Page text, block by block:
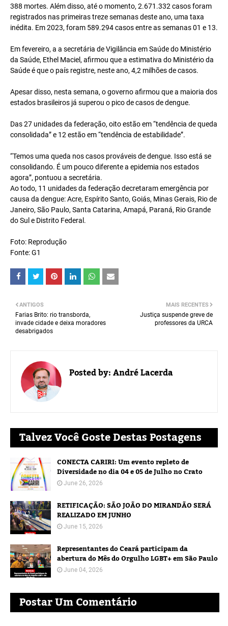
388 mortes. Além disso, até o momento, 2.671.332 casos foram
registrados nas primeiras treze semanas deste ano, uma taxa
inédita. Em 2023, foram 589.294 casos entre as semanas 01 e 13.
Em fevereiro, a a secretária de Vigilância em Saúde do Ministério
da Saúde, Ethel Maciel, afirmou que a estimativa do Ministério da
Saúde é que o país registre, neste ano, 4,2 milhões de casos.
Apesar disso, nesta semana, o governo afirmou que a maioria dos
estados brasileiros já superou o pico de casos de dengue.
Das 27 unidades da federação, oito estão em “tendência de queda
consolidada” e 12 estão em “tendência de estabilidade”.
“Temos uma queda nos casos prováveis de dengue. Isso está se
consolidando. É um pouco diferente a epidemia nos estados
agora”, pontuou a secretária.
Ao todo, 11 unidades da federação decretaram emergência por
causa da dengue: Acre, Espírito Santo, Goiás, Minas Gerais, Rio de
Janeiro, São Paulo, Santa Catarina, Amapá, Paraná, Rio Grande
do Sul e Distrito Federal.
Foto: Reprodução
Fonte: G1
MAIS RECENTES
Justiça suspende greve de
professores da URCA
ANTIGOS
Farias Brito: rio transborda,
invade cidade e deixa moradores
desabrigados
Posted by:André Lacerda
Talvez Você Goste Destas Postagens
CONECTA CARIRI: Um evento repleto de
Diversidade no dia 04 e 05 de Julho no Crato
June 26, 2026
RETIFICAÇÃO: SÃO JOÃO DO MIRANDÃO SERÁ
REALIZADO EM JUNHO
June 15, 2026
Representantes do Ceará participam da
abertura do Mês do Orgulho LGBT+ em São Paulo
June 04, 2026
Postar Um Comentário